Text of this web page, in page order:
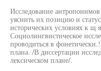
Исследование
уяснить их позицию и
исторических условиях к щ
Социолингвистическое
проводиться в
плана. /В диссертации
лексическом плане/.